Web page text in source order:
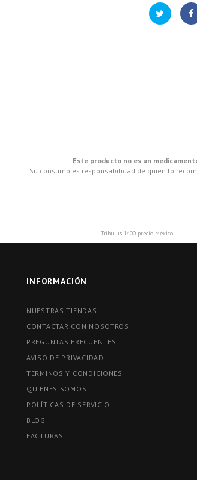
Este producto no es un
Su consumo es responsabilidad de quien lo
Tribulus 1400 precio México
INFORMACIÓN
NUESTRAS TIENDAS
CONTACTAR CON NOSOTROS
PREGUNTAS FRECUENTES
AVISO DE PRIVACIDAD
TÉRMINOS Y CONDICIONES
QUIENES SOMOS
POLÍTICAS DE SERVICIO
BLOG
FACTURAS